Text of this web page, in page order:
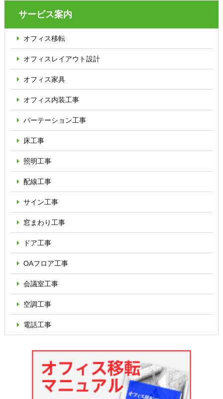
サービス案内
オフィス移転
オフィス レイアウト設計
オフィス家具
オフィス内装工事
パーテーション工事
床工事
照明工事
配線工事
サイン工事
窓まわり工事
ドア工事
OAフロア工事
会議室工事
空調工事
電話工事